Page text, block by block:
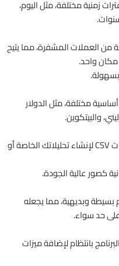
زمنية مختلفة، مثل اليوم،
العملات المشفرة، مما يتيح
واحد.
مختلفة، مثل الدولار
والبيتكوين.
يمكنك تصدير البيانات إلى ملفات CSV لإنشاء تحليلاتك الخاصة أو
كصور عالية الجودة.
بسيطة وبديهية، مما يجعله
على حد سواء.
بانتظام لإضافة ميزات